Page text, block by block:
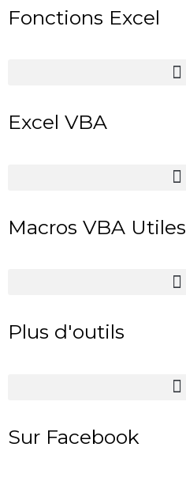
Fonctions Excel
Excel VBA
Macros VBA Utiles
Plus d'outils
Sur Facebook